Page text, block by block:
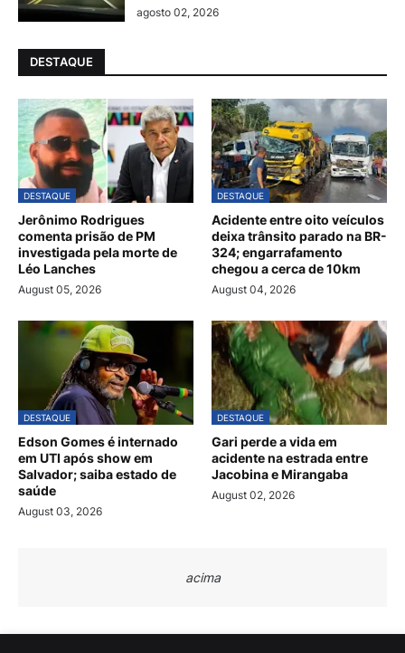
agosto 02, 2026
DESTAQUE
DESTAQUE
Jerônimo Rodrigues
comenta prisão de PM
investigada pela morte de
Léo Lanches
August 05, 2026
DESTAQUE
Acidente entre oito veículos
deixa trânsito parado na BR-
324; engarrafamento
chegou a cerca de 10km
August 04, 2026
DESTAQUE
Edson Gomes é internado
em UTI após show em
Salvador; saiba estado de
saúde
August 03, 2026
DESTAQUE
Gari perde a vida em
acidente na estrada entre
Jacobina e Mirangaba
August 02, 2026
acima